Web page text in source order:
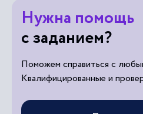
Нужна помощь
с заданием?
Поможем справиться с
Квалифицированные и